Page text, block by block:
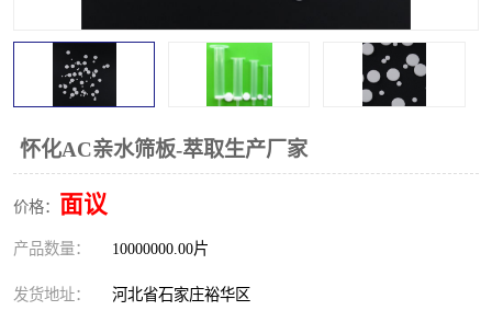
怀化AC亲水筛板-萃取生产厂家
价格： 面议
产品数量： 10000000.00片
发货地址： 河北省石家庄裕华区